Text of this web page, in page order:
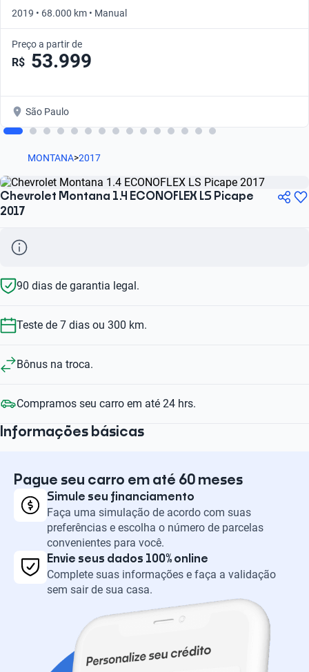
2019 • 68.000 km • Manual
Preço a partir de
R$ 53.999
São Paulo
MONTANA>2017
Chevrolet Montana 1.4 ECONOFLEX LS Picape
2017
90 dias de garantia legal.
Teste de 7 dias ou 300 km.
Bônus na troca.
Compramos seu carro em até 24 hrs.
Informações básicas
Pague seu carro em até 60 meses
Simule seu financiamento
Faça uma simulação de acordo com suas
preferências e escolha o número de parcelas
convenientes para você.
Envie seus dados 100% online
Complete suas informações e faça a validação
sem sair de sua casa.